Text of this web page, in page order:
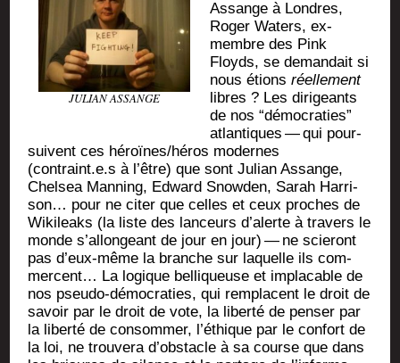
JULIAN ASSANGE
Assange à Londres,
Roger Waters, ex-
membre des Pink
Floyds, se deman­dait si
nous étions réel­le­ment
libres ? Les diri­geants
de nos “démo­cra­ties”
atlan­tiques — qui pour­
suivent ces héroïnes/héros modernes
(contraint.e.s à l’être) que sont Julian Assange,
Chel­sea Man­ning, Edward Snow­den, Sarah Har­ri­
son… pour ne citer que celles et ceux proches de
Wiki­leaks (la liste des lan­ceurs d’a­lerte à tra­vers le
monde s’al­lon­geant de jour en jour) — ne scie­ront
pas d’eux-même la branche sur laquelle ils com­
mercent… La logique bel­li­queuse et impla­cable de
nos pseu­do-démo­cra­ties, qui rem­placent le droit de
savoir par le droit de vote, la liber­té de pen­ser par
la liber­té de consom­mer, l’é­thique par le confort de
la loi, ne trou­ve­ra d’obs­tacle à sa course que dans